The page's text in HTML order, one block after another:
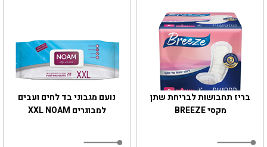
נועם מגבוני בד לחים ועבים
למבוגרים XXL NOAM
בריז תחבושות לבריחת שתן
מקסי BREEZE